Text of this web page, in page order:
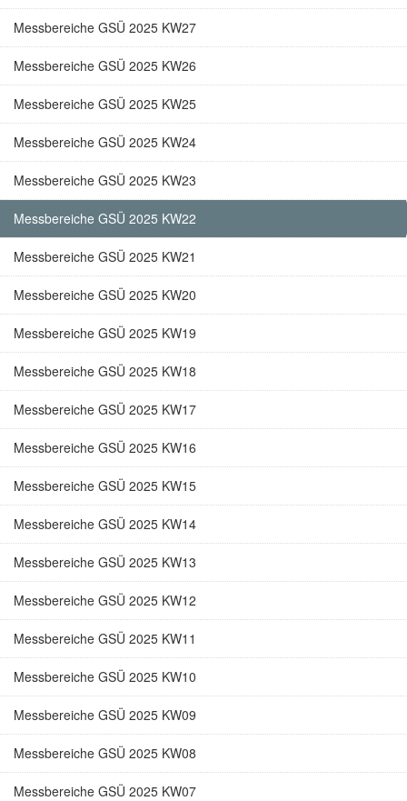
Messbereiche GSÜ 2025 KW27
Messbereiche GSÜ 2025 KW26
Messbereiche GSÜ 2025 KW25
Messbereiche GSÜ 2025 KW24
Messbereiche GSÜ 2025 KW23
Messbereiche GSÜ 2025 KW22
Messbereiche GSÜ 2025 KW21
Messbereiche GSÜ 2025 KW20
Messbereiche GSÜ 2025 KW19
Messbereiche GSÜ 2025 KW18
Messbereiche GSÜ 2025 KW17
Messbereiche GSÜ 2025 KW16
Messbereiche GSÜ 2025 KW15
Messbereiche GSÜ 2025 KW14
Messbereiche GSÜ 2025 KW13
Messbereiche GSÜ 2025 KW12
Messbereiche GSÜ 2025 KW11
Messbereiche GSÜ 2025 KW10
Messbereiche GSÜ 2025 KW09
Messbereiche GSÜ 2025 KW08
Messbereiche GSÜ 2025 KW07